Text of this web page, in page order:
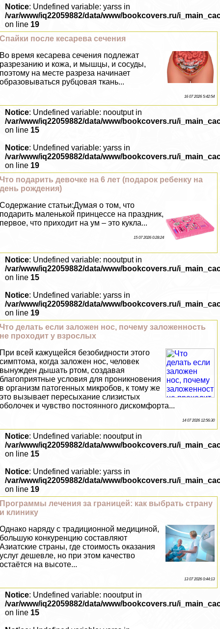
Notice: Undefined variable: yarss in
/var/www/iq22059882/data/www/bookcovers.ru/
on line 19
Спайки после кесарева сечения
Во время кесарева сечения подлежат
разрезанию и кожа, и мышцы, и сосуды,
поэтому на месте разреза начинает
образовываться рубцовая ткань...
16 07 2026 5:42:54
Notice: Undefined variable: nooutput in
/var/www/iq22059882/data/www/bookcovers.ru/
on line 15
Notice: Undefined variable: yarss in
/var/www/iq22059882/data/www/bookcovers.ru/
on line 19
Что подарить дeвoчке на 6 лет (подарок ребенку на
день рождения)
Содержание статьи:Думая о том, что
подарить маленькой принцессе на праздник,
первое, что приходит на ум – это кукла...
15 07 2026 0:28:24
Notice: Undefined variable: nooutput in
/var/www/iq22059882/data/www/bookcovers.ru/
on line 15
Notice: Undefined variable: yarss in
/var/www/iq22059882/data/www/bookcovers.ru/
on line 19
Что делать если заложен нос, почему заложенность
не проходит у взрослых
При всей кажущейся безобидности этого
симптома, когда заложен нос, человек
вынужден дышать ртом, создавая
благоприятные условия для проникновения
в организм патогенных микробов, к тому же
это вызывает пересыхание слизистых
оболочек и чувство постоянного дискомфорта...
14 07 2026 12:56:30
Notice: Undefined variable: nooutput in
/var/www/iq22059882/data/www/bookcovers.ru/
on line 15
Notice: Undefined variable: yarss in
/var/www/iq22059882/data/www/bookcovers.ru/
on line 19
Программы лечения за границей: как выбрать страну
и клинику
Однако наряду с традиционной медициной,
большую конкуренцию составляют
Азиатские страны, где стоимость оказания
услуг дешевле, но при этом качество
остаётся на высоте...
13 07 2026 0:44:13
Notice: Undefined variable: nooutput in
/var/www/iq22059882/data/www/bookcovers.ru/
on line 15